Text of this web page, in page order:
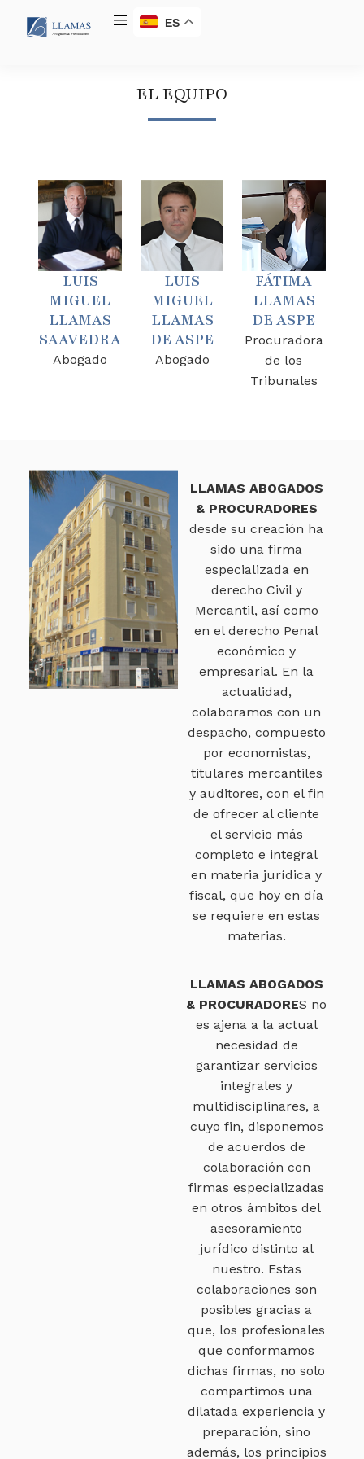
ES
EL EQUIPO
LUIS
MIGUEL
LLAMAS
SAAVEDRA
Abogado
LUIS
MIGUEL
LLAMAS
DE ASPE
Abogado
FÁTIMA
LLAMAS
DE ASPE
Procuradora
de los
Tribunales
LLAMAS ABOGADOS
& PROCURADORES
desde su creación ha
sido una firma
especializada en
derecho Civil y
Mercantil, así como
en el derecho Penal
económico y
empresarial. En la
actualidad,
colaboramos con un
despacho, compuesto
por economistas,
titulares mercantiles
y auditores, con el fin
de ofrecer al cliente
el servicio más
completo e integral
en materia jurídica y
fiscal, que hoy en día
se requiere en estas
materias.
LLAMAS ABOGADOS
& PROCURADORES no
es ajena a la actual
necesidad de
garantizar servicios
integrales y
multidisciplinares, a
cuyo fin, disponemos
de acuerdos de
colaboración con
firmas especializadas
en otros ámbitos del
asesoramiento
jurídico distinto al
nuestro. Estas
colaboraciones son
posibles gracias a
que, los profesionales
que conformamos
dichas firmas, no solo
compartimos una
dilatada experiencia y
preparación, sino
además, los principios